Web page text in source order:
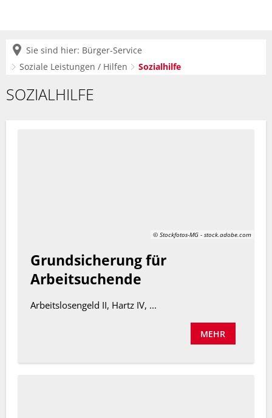
Sie sind hier: Bürger-Service
Soziale Leistungen / Hilfen
Sozialhilfe
Sozialhilfe
SOZIALHILFE
© Stockfotos-MG - stock.adobe.com
Grundsicherung für
Arbeitsuchende
Arbeitslosengeld II, Hartz IV, ...
MEHR